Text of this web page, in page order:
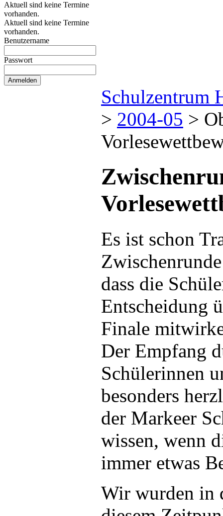
Aktuell sind keine Termine
vorhanden.
Aktuell sind keine Termine
vorhanden.
Benutzername
Passwort
Schulzentrum
> 2004-05 >
Es ist schon
dass die
Entscheidung
Finale
Der Empfang
Schülerinnen
besonders
der Markeer
wissen, wenn
immer etwas
Wir wurden in